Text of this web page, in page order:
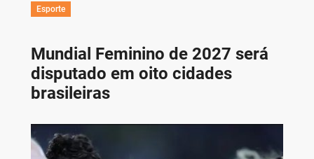
Esporte
Mundial Feminino de 2027 será
disputado em oito cidades
brasileiras